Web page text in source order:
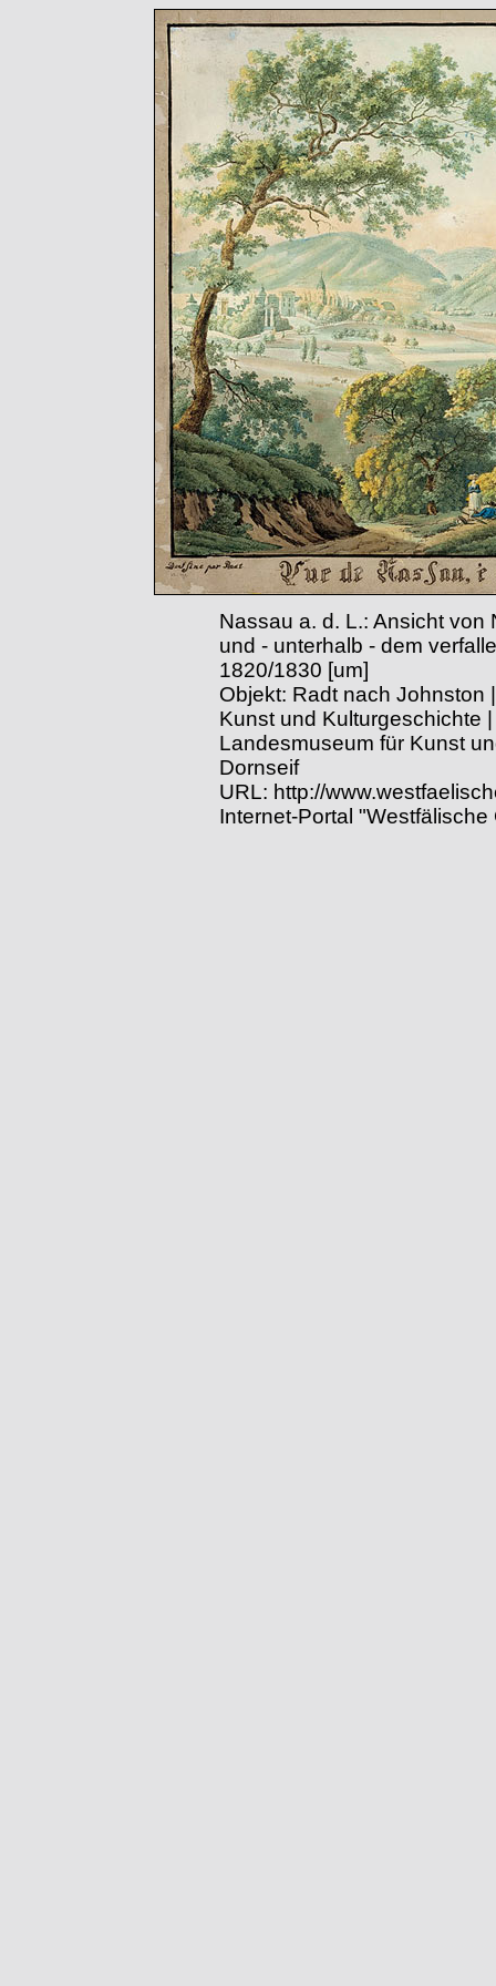
Nassau a. d. L.: Ansicht
und - unterhalb - dem
1820/1830 [um]
Objekt: Radt nach Johnston
Kunst und Kulturgeschichte
Landesmuseum für Kunst
Dornseif
URL: http://
Internet-Portal